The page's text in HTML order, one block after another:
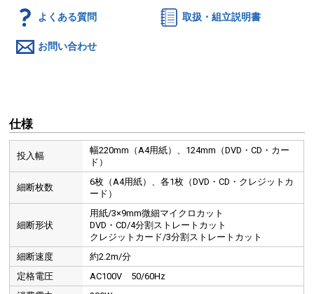
よくある質問 取扱・組立説明書
お問い合わせ
仕様
投入幅
幅220mm（A4用紙）、124mm（DVD・CD・カー
ド）
細断枚数
6枚（A4用紙）、各1枚（DVD・CD・クレジットカ
ード）
細断形状
用紙/3×9mm微細マイクロカット
DVD・CD/4分割ストレートカット
クレジットカード/3分割ストレートカット
細断速度
約2.2m/分
定格電圧
AC100V 50/60Hz